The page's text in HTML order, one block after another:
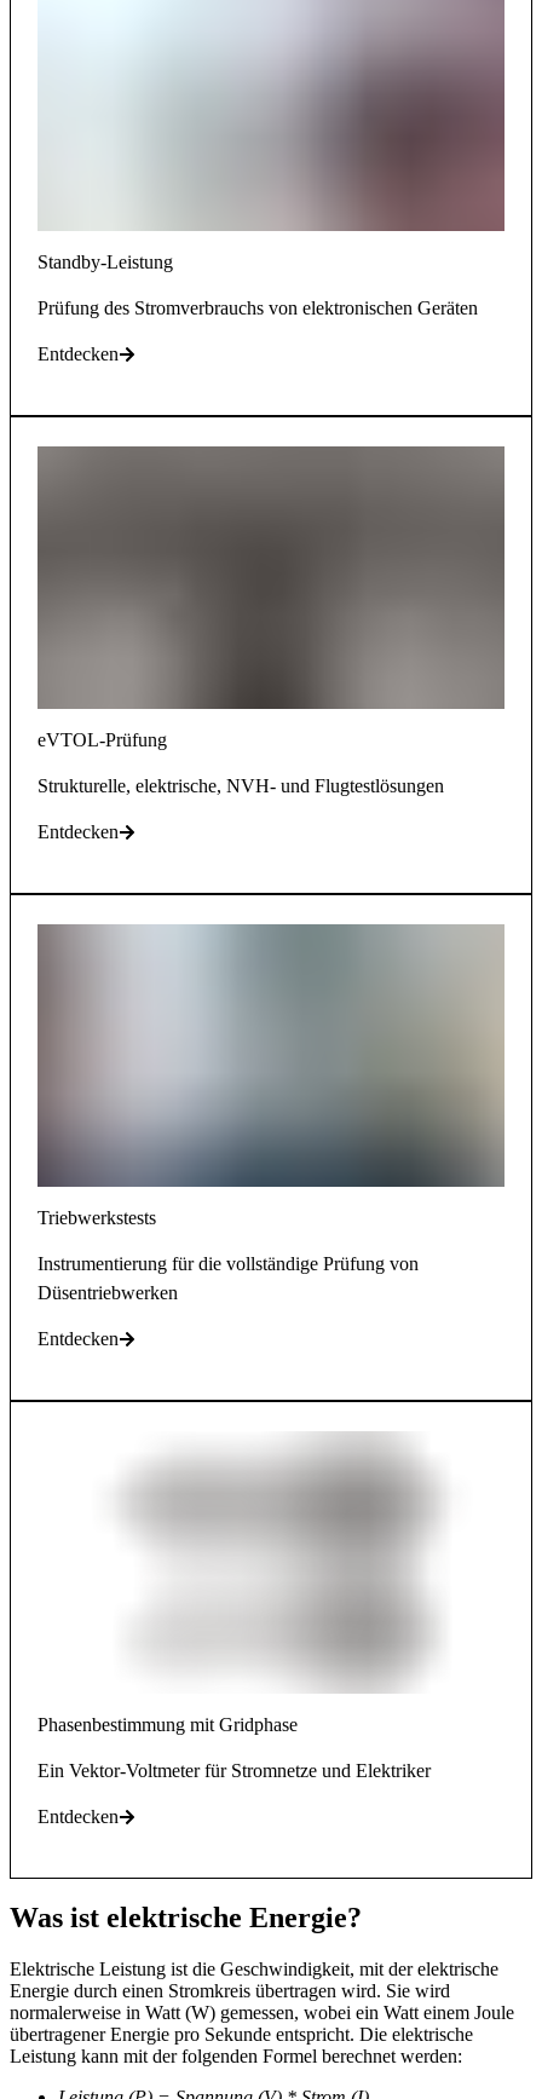
Standby-Leistung
Prüfung des Stromverbrauchs von elektronischen Geräten
Entdecken
eVTOL-Prüfung
Strukturelle, elektrische, NVH- und Flugtestlösungen
Entdecken
Triebwerkstests
Instrumentierung für die vollständige Prüfung von
Düsentriebwerken
Entdecken
Phasenbestimmung mit Gridphase
Ein Vektor-Voltmeter für Stromnetze und Elektriker
Entdecken
Was ist elektrische Energie?
Elektrische Leistung ist die Geschwindigkeit, mit der elektrische
Energie durch einen Stromkreis übertragen wird. Sie wird
normalerweise in Watt (W) gemessen, wobei ein Watt einem Joule
übertragener Energie pro Sekunde entspricht. Die elektrische
Leistung kann mit der folgenden Formel berechnet werden: